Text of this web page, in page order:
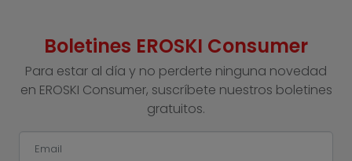
Boletines EROSKI Consumer
Para estar al día y no perderte ninguna novedad
en EROSKI Consumer, suscríbete nuestros boletines
gratuitos.